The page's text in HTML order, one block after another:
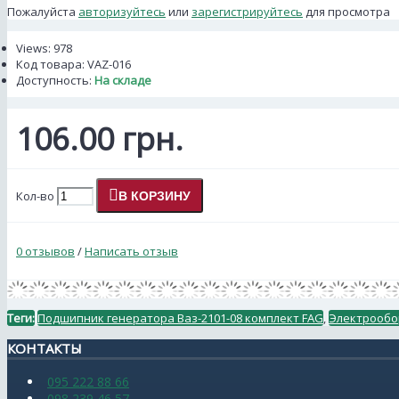
Пожалуйста авторизуйтесь или зарегистрируйтесь для просмотра
Views: 978
Код товара: VAZ-016
Доступность: На складе
106.00 грн.
Кол-во В КОРЗИНУ
0 отзывов /Написать отзыв
Теги:Подшипник генератора Ваз-2101-08 комплект FAG,
КОНТАКТЫ
095 222 88 66